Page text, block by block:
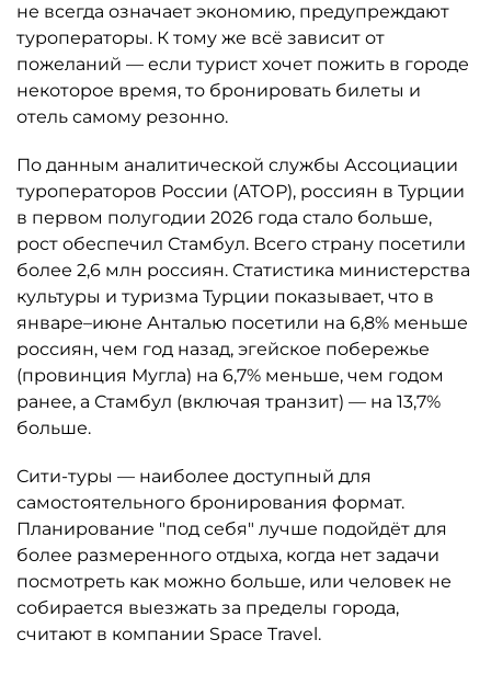
не всегда означает экономию, предупреждают
туроператоры. К тому же всё зависит от
пожеланий — если турист хочет пожить в городе
некоторое время, то бронировать билеты и
отель самому резонно.
По данным аналитической службы Ассоциации
туроператоров России (АТОР), россиян в Турции
в первом полугодии 2026 года стало больше,
рост обеспечил Стамбул. Всего страну посетили
более 2,6 млн россиян. Статистика министерства
культуры и туризма Турции показывает, что в
январе–июне Анталью посетили на 6,8% меньше
россиян, чем год назад, эгейское побережье
(провинция Мугла) на 6,7% меньше, чем годом
ранее, а Стамбул (включая транзит) — на 13,7%
больше.
Сити-туры — наиболее доступный для
самостоятельного бронирования формат.
Планирование "под себя" лучше подойдёт для
более размеренного отдыха, когда нет задачи
посмотреть как можно больше, или человек не
собирается выезжать за пределы города,
считают в компании Space Travel.